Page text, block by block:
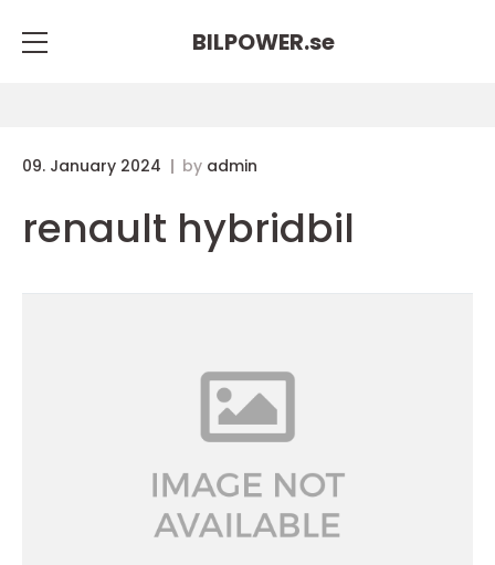
BILPOWER.se
09. January 2024 by admin
renault hybridbil